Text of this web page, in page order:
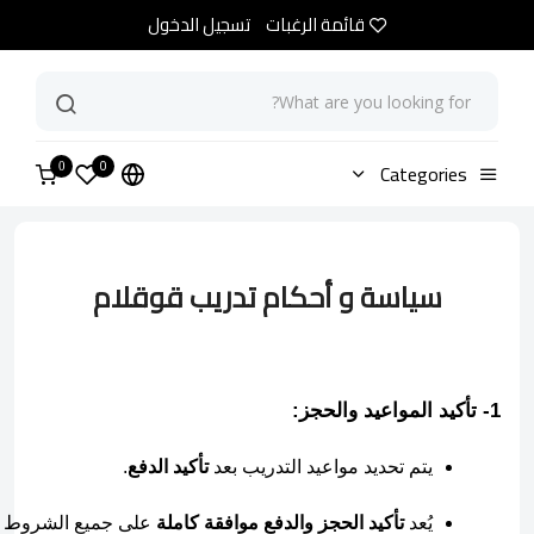
قائمة الرغبات تسجيل الدخول
Categories
0
0 الرئيسية Goglam Training Terms and Conditions
سياسة و أحكام تدريب قوقلام
1- تأكيد المواعيد والحجز:
يتم تحديد مواعيد التدريب بعد تأكيد الدفع.
يُعد تأكيد الحجز والدفع موافقة كاملة على جميع الشروط